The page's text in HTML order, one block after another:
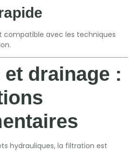
avec les techniques
drainage :
hydrauliques, la filtration est